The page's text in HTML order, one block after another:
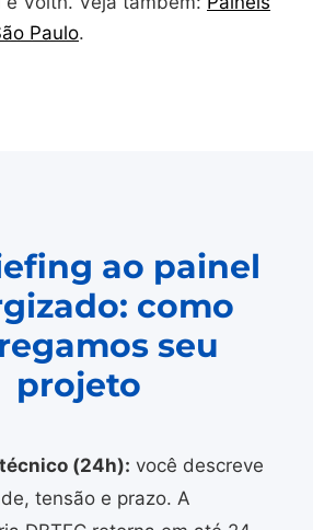
Paulo.
ao painel
como
seu
projeto
(24h): você descreve
tensão e prazo. A